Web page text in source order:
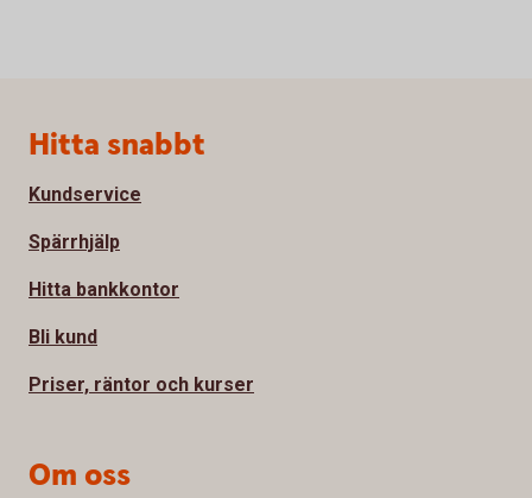
Sidfot
Hitta snabbt
Kundservice
Spärrhjälp
Hitta bankkontor
Bli kund
Priser, räntor och kurser
Om oss